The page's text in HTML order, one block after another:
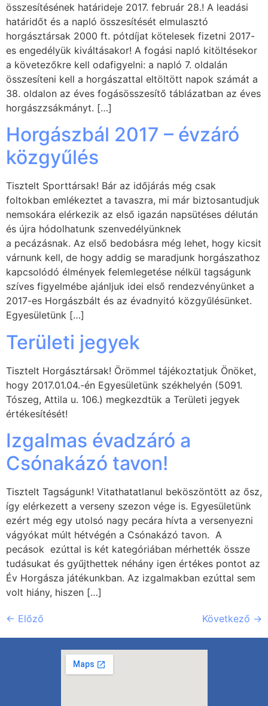
összesítésének határideje 2017. február 28.! A leadási
határidőt és a napló összesítését elmulasztó
horgásztársak 2000 ft. pótdíjat kötelesek fizetni 2017-
es engedélyük kiváltásakor! A fogási napló kitöltésekor
a követezőkre kell odafigyelni: a napló 7. oldalán
összesíteni kell a horgászattal eltöltött napok számát a
38. oldalon az éves fogásösszesítő táblázatban az éves
horgászzsákmányt. […]
Horgászbál 2017 – évzáró
közgyűlés
Tisztelt Sporttársak! Bár az időjárás még csak
foltokban emlékeztet a tavaszra, mi már biztosantudjuk
nemsokára elérkezik az első igazán napsütéses délután
és újra hódolhatunk szenvedélyünknek
a pecázásnak. Az első bedobásra még lehet, hogy kicsit
várnunk kell, de hogy addig se maradjunk horgászathoz
kapcsolódó élmények felemlegetése nélkül tagságunk
szíves figyelmébe ajánljuk idei első rendezvényünket a
2017-es Horgászbált és az évadnyitó közgyűlésünket.
Egyesületünk […]
Területi jegyek
Tisztelt Horgásztársak! Örömmel tájékoztatjuk Önöket,
hogy 2017.01.04.-én Egyesületünk székhelyén (5091.
Tószeg, Attila u. 106.) megkezdtük a Területi jegyek
értékesítését!
Izgalmas évadzáró a
Csónakázó tavon!
Tisztelt Tagságunk! Vitathatatlanul beköszöntött az ősz,
így elérkezett a verseny szezon vége is. Egyesületünk
ezért még egy utolsó nagy pecára hívta a versenyezni
vágyókat múlt hétvégén a Csónakázó tavon. A
pecások ezúttal is két kategóriában mérhették össze
tudásukat és gyűjthettek néhány igen értékes pontot az
Év Horgásza játékunkban. Az izgalmakban ezúttal sem
volt hiány, hiszen […]
← Előző Következő →